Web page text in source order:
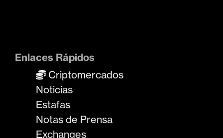
Enlaces Rápidos
Criptomercados
Noticias
Estafas
Notas de Prensa
Exchanges